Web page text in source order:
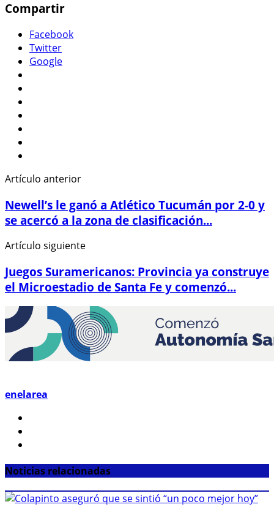
Compartir
Facebook
Twitter
Google
Artículo anterior
Newell’s le ganó a Atlético Tucumán por 2-0 y
se acercó a la zona de clasificación...
Artículo siguiente
Juegos Suramericanos: Provincia ya construye
el Microestadio de Santa Fe y comenzó...
enelarea
Noticias relacionadas